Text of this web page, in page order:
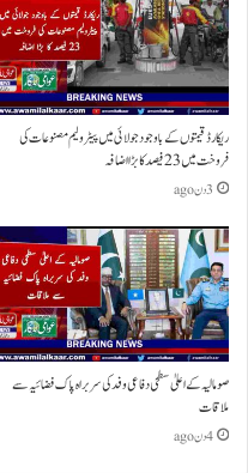
ریکارڈ قیمتوں کے باوجود جولائی میں پیٹرولیم مصنوعات کی
فروخت میں 23 فیصد کا بڑا اضافہ
3 دن ago
صومالیہ کے اعلیٰ سطحی دفاعی وفد کی سربراہ پاک فضائیہ سے
ملاقات
4 دن ago